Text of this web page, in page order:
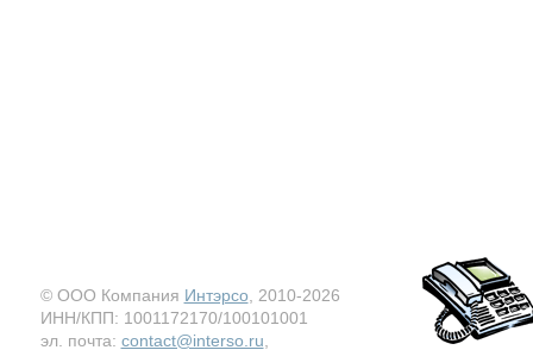
© ООО Компания Интэрсо , 2010-2026
ИНН/КПП: 1001172170/100101001
эл. почта: contact@interso.ru